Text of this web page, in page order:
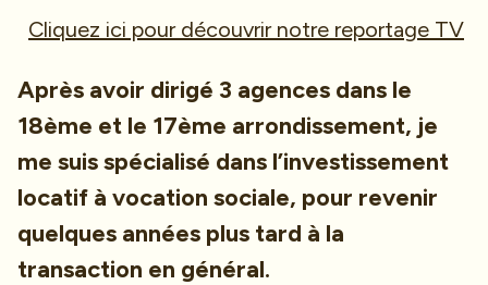
Cliquez ici pour découvrir notre reportage TV
Après avoir dirigé 3 agences dans le
18ème et le 17ème arrondissement, je
me suis spécialisé dans l’investissement
locatif à vocation sociale, pour revenir
quelques années plus tard à la
transaction en général.